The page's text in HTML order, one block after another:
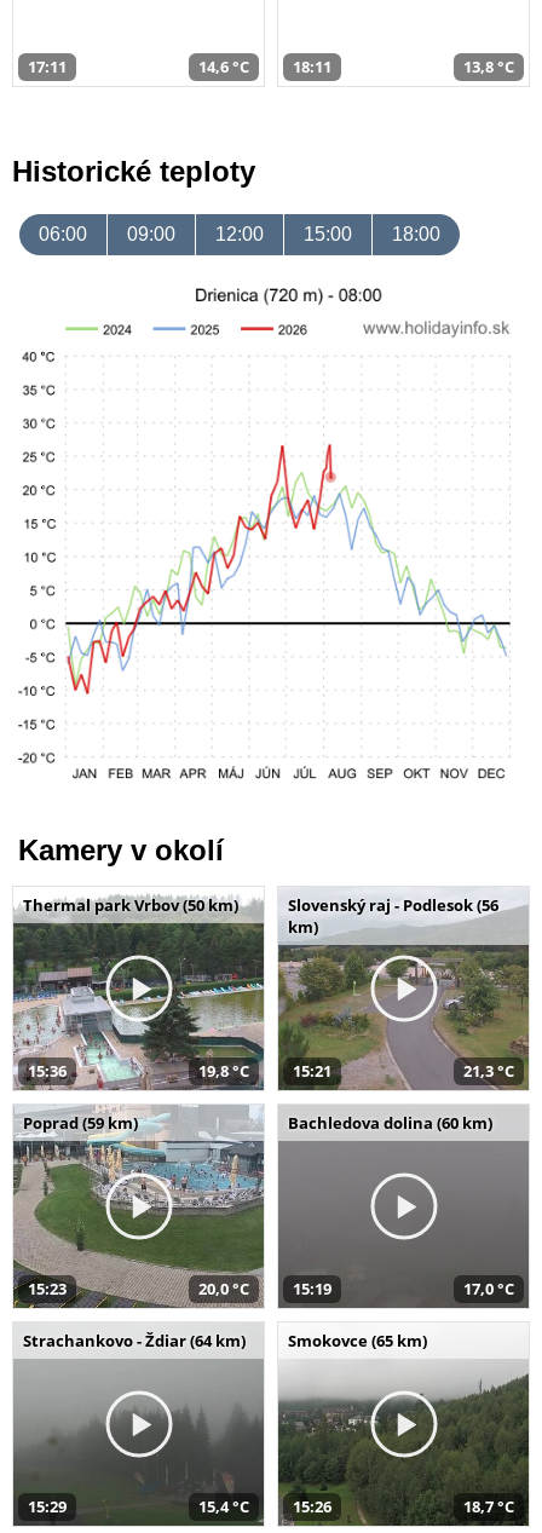
17:11 14,6 °C 18:11 13,8 °C
Historické teploty
06:00 09:00 12:00 15:00 18:00
Kamery v okolí
Thermal park Vrbov (50 km)
15:36 19,8 °C
Slovenský raj - Podlesok (56
km)
15:21 21,3 °C
Poprad (59 km)
15:23 20,0 °C
Bachledova dolina (60 km)
15:19 17,0 °C
Strachankovo - Ždiar (64 km)
15:29 15,4 °C
Smokovce (65 km)
15:26 18,7 °C